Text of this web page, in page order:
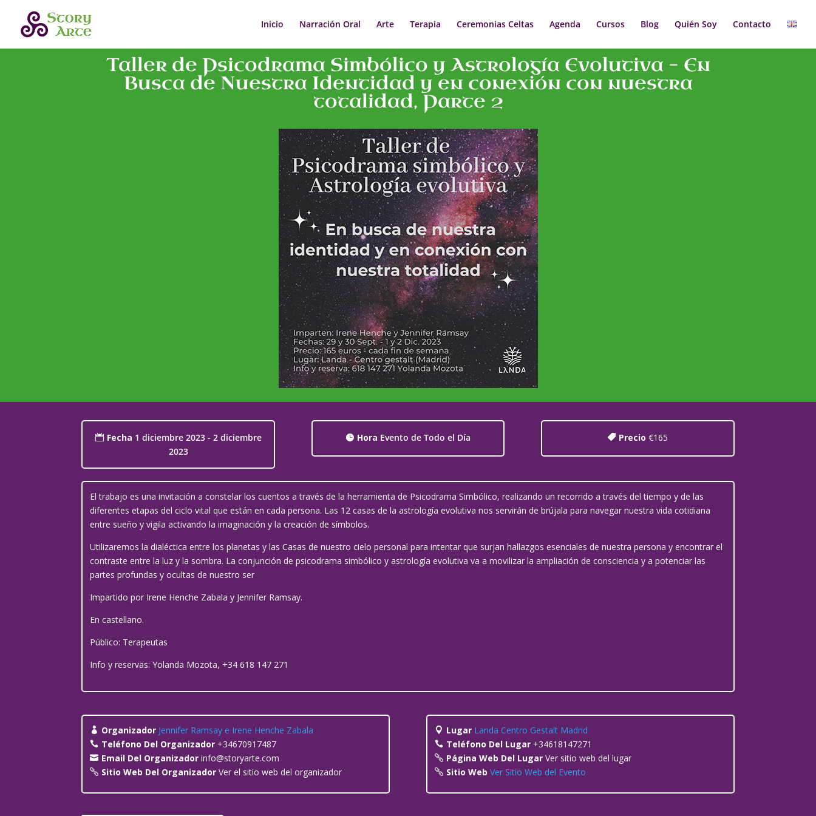
Inicio Narración Oral Arte Terapia Ceremonias Celtas Agenda Cursos Blog Quién Soy Contacto
Taller de Psicodrama Simbólico y Astrología Evolutiva – En
Busca de Nuestra Identidad y en conexión con nuestra
totalidad, Parte 2
Fecha 1 diciembre 2023 - 2 diciembre
2023
Hora Evento de Todo el Día Precio€165
El trabajo es una invitación a constelar los cuentos a través de la herramienta de Psicodrama Simbólico, realizando un recorrido a través del tiempo y de las
diferentes etapas del ciclo vital que están en cada persona. Las 12 casas de la astrología evolutiva nos servirán de brújala para navegar nuestra vida cotidiana
entre sueño y vigila activando la imaginación y la creación de símbolos.
Utilizaremos la dialéctica entre los planetas y las Casas de nuestro cielo personal para intentar que surjan hallazgos esenciales de nuestra persona y encontrar el
contraste entre la luz y la sombra. La conjunción de psicodrama simbólico y astrología evolutiva va a movilizar la ampliación de consciencia y a potenciar las
partes profundas y ocultas de nuestro ser
Impartido por Irene Henche Zabala y Jennifer Ramsay.
En castellano.
Público: Terapeutas
Info y reservas: Yolanda Mozota, +34 618 147 271
Organizador Jennifer Ramsay e Irene Henche Zabala
Teléfono Del Organizador +34670917487
Email Del Organizadorinfo@storyarte.com
Sitio Web Del OrganizadorVer el sitio web del organizador
Lugar Landa Centro Gestalt Madrid
Teléfono Del Lugar +34618147271
Página Web Del Lugar Ver sitio web del lugar
Sitio Web Ver Sitio Web del Evento